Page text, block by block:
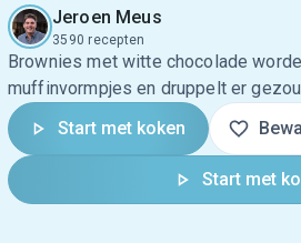
Jeroen Meus
3590 recepten
Brownies met witte chocolade
muffinvormpjes en druppelt er
Start met koken
Start met